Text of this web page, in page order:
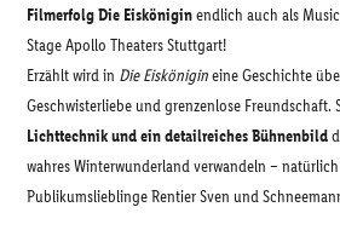
Filmerfolg Die Eisköniginendlich auch als
Stage Apollo Theaters Stuttgart!
Erzählt wird in Die Eiskönigineine Geschichte
Geschwisterliebe und grenzenlose Freundschaft.
Lichttechnik und ein detailreiches Bühnenbild
wahres Winterwunderland verwandeln –
Publikumslieblinge Rentier Sven und